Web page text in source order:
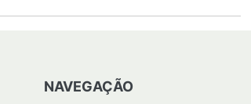
NAVEGAÇÃO